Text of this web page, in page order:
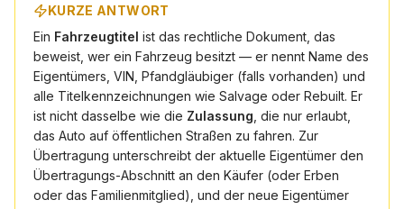
KURZE ANTWORT
Ein Fahrzeugtitel ist das rechtliche Dokument, das
beweist, wer ein Fahrzeug besitzt — er nennt Name des
Eigentümers, VIN, Pfandgläubiger (falls vorhanden) und
alle Titelkennzeichnungen wie Salvage oder Rebuilt. Er
ist nicht dasselbe wie die Zulassung , die nur erlaubt,
das Auto auf öffentlichen Straßen zu fahren. Zur
Übertragung unterschreibt der aktuelle Eigentümer den
Übertragungs-Abschnitt an den Käufer (oder Erben
oder das Familienmitglied), und der neue Eigentümer